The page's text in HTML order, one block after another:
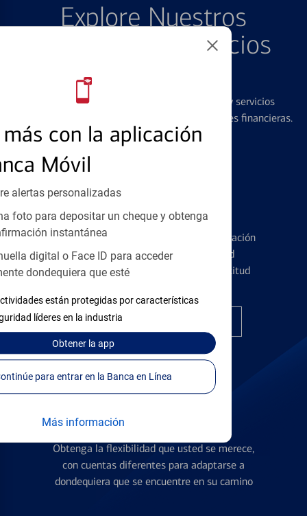
con la aplicación
Móvil
alertas personalizadas
foto para depositar un cheque y obtenga
instantánea
digital o Face ID para acceder
dondequiera que esté
están protegidas por características
líderes en la industria
Obtenerla app
Continúe para entrar en la Banca en Línea
Más información
Explore Nuestros
Productos y Servicios
Destacados
Ofrecemos una amplia gama de productos y servicios
diseñados para ayudar con todas sus necesidades financieras.
Tarjetas de Crédito
Conozca los pormenores de la administración
de tarjetas de crédito y la identidad
financiera antes de presentar una solicitud
Encuentre la tarjeta correcta
Cuentas de Cheques
Obtenga la flexibilidad que usted se merece,
con cuentas diferentes para adaptarse a
dondequiera que se encuentre en su camino